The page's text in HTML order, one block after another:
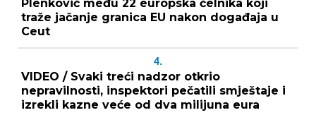
Plenković među 22 europska čelnika koji
traže jačanje granica EU nakon događaja u
Ceut
4.
VIDEO / Svaki treći nadzor otkrio
nepravilnosti, inspektori pečatili smještaje i
izrekli kazne veće od dva milijuna eura